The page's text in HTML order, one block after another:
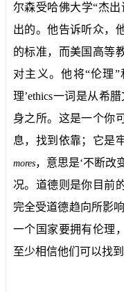
尔森受哈佛大学“杰
出的。他告诉听众，
的标准，而美国高等
对主义。他将“伦理
理’ethics一词是从希腊
身之所。这是一个你
息，找到依靠；它是
mores，意思是‘不断改
况。道德则是你目前
完全受道德趋向所影
一个国家要拥有伦理
至少相信他们可以找到